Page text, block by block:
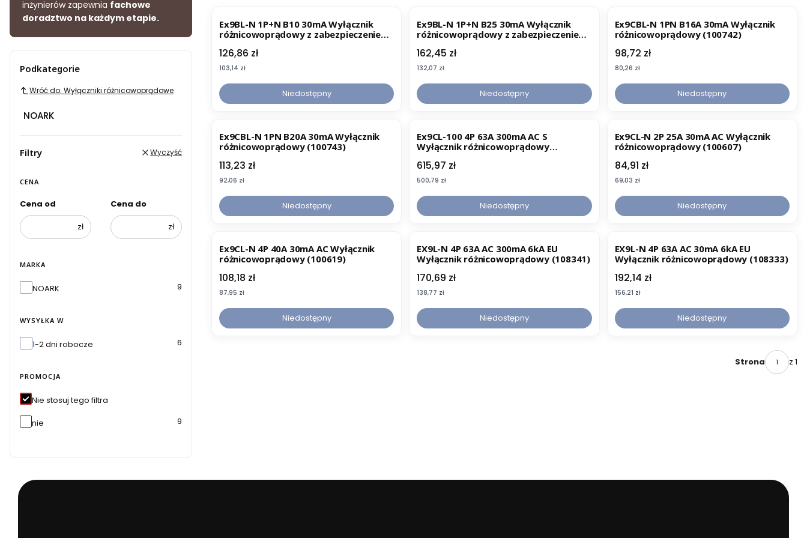
inżynierów zapewnia fachowe
doradztwo na każdym etapie.
Podkategorie
Wróć do: Wyłączniki różnicowoprądowe
NOARK
Filtry Wyczyść
CENA
Cena od
zł
Cena do
zł
MARKA
Marka
NOARK 9
WYSYŁKA W
Wysyłka w
1-2 dni robocze 6
PROMOCJA
Nie stosuj tego filtra
nie
9
Ex9BL-N 1P+N B10 30mA Wyłącznik
różnicowoprądowy z zabezpieczeniem
B, 10A, 30mA, typ AC (107620)
Cena
126,86 zł
Cena
103,14 zł
Niedostępny
Ex9BL-N 1P+N B25 30mA Wyłącznik
różnicowoprądowy z zabezpieczeniem
B, In=25A, Iróżn.=30mA, typ AC
(107624)
Cena
162,45 zł
Cena
132,07 zł
Niedostępny
Ex9CBL-N 1PN B16A 30mA Wyłącznik
różnicowoprądowy (100742)
Cena
98,72 zł
Cena
80,26 zł
Niedostępny
Ex9CBL-N 1PN B20A 30mA Wyłącznik
różnicowoprądowy (100743)
Cena
113,23 zł
Cena
92,06 zł
Niedostępny
Ex9CL-100 4P 63A 300mA AC S
Wyłącznik różnicowoprądowy
Cena
615,97 zł
Cena
500,79 zł
Niedostępny
Ex9CL-N 2P 25A 30mA AC Wyłącznik
różnicowoprądowy (100607)
Cena
84,91 zł
Cena
69,03 zł
Niedostępny
Ex9CL-N 4P 40A 30mA AC Wyłącznik
różnicowoprądowy (100619)
Cena
108,18 zł
Cena
87,95 zł
Niedostępny
EX9L-N 4P 63A AC 300mA 6kA EU
Wyłącznik różnicowoprądowy (108341)
Cena
170,69 zł
Cena
138,77 zł
Niedostępny
EX9L-N 4P 63A AC 30mA 6kA EU
Wyłącznik różnicowoprądowy (108333)
Cena
192,14 zł
Cena
156,21 zł
Niedostępny
Strona z 1